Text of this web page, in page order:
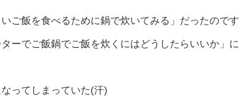
ご飯を食べるために鍋で炊いてみる」だったのです
ーでご飯鍋でご飯を炊くにはどうしたらいいか」に
ってしまっていた(汗)